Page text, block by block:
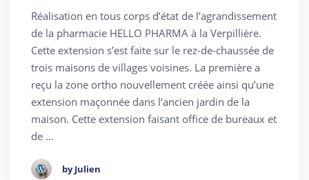
Réalisation en tous corps d’état de l’agrandissement
de la pharmacie HELLO PHARMA à la Verpillière.
Cette extension s’est faite sur le rez-de-chaussée de
trois maisons de villages voisines. La première a
reçu la zone ortho nouvellement créée ainsi qu’une
extension maçonnée dans l’ancien jardin de la
maison. Cette extension faisant office de bureaux et
de …
by Julien